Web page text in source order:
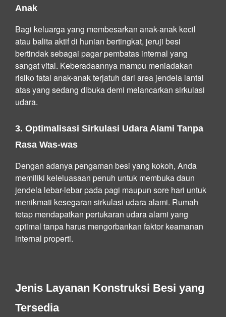
Anak
Bagi keluarga yang membesarkan anak-anak kecil
atau balita aktif di hunian bertingkat, jeruji besi
bertindak sebagai pagar pembatas internal yang
sangat vital. Keberadaannya mampu meniadakan
risiko fatal anak-anak terjatuh dari area jendela lantai
atas yang sedang dibuka demi melancarkan sirkulasi
udara.
3. Optimalisasi Sirkulasi Udara Alami Tanpa
Rasa Was-was
Dengan adanya pengaman besi yang kokoh, Anda
memiliki keleluasaan penuh untuk membuka daun
jendela lebar-lebar pada pagi maupun sore hari untuk
menikmati kesegaran sirkulasi udara alami. Rumah
tetap mendapatkan pertukaran udara alami yang
optimal tanpa harus mengorbankan faktor keamanan
internal properti.
Jenis Layanan Konstruksi Besi yang
Tersedia